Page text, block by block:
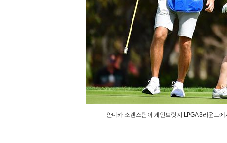
안니카 소렌스탐이 게인브릿지 LPGA 3라운드